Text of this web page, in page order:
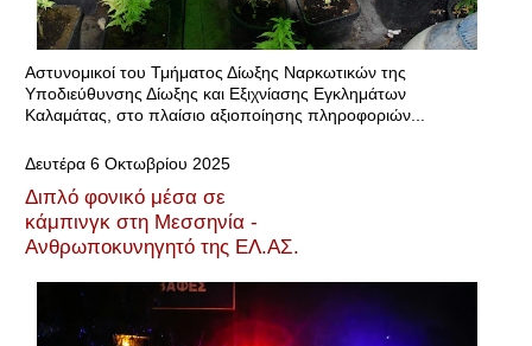
Αστυνομικοί του Τμήματος Δίωξης Ναρκωτικών της
Υποδιεύθυνσης Δίωξης και Εξιχνίασης Εγκλημάτων
Καλαμάτας, στο πλαίσιο αξιοποίησης πληροφοριών...
Δευτέρα 6 Οκτωβρίου 2025
Διπλό φονικό μέσα σε
κάμπινγκ στη Μεσσηνία -
Ανθρωποκυνηγητό της ΕΛ.ΑΣ.